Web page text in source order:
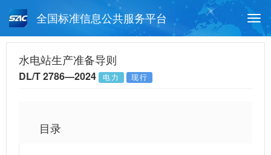
全国标准信息公共服务平台
月报查询 标准公告查询
水电站生产准备导则
DL/T 2786—2024 电力 现行
目录